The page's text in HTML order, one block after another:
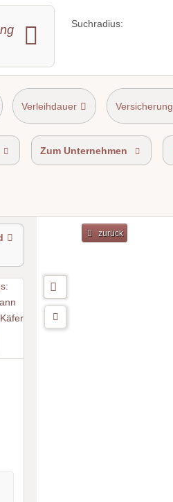
Suchradius:
Verleihdauer Versicherung
Zum Unternehmen
zurück